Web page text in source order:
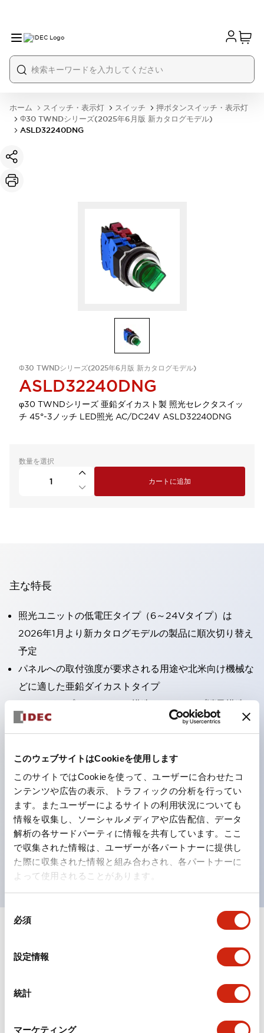
このウェブサイトはCookieを使用します
このサイトではCookieを使って、ユーザーに合わせたコ
ンテンツや広告の表示、トラフィックの分析を行ってい
ます。またユーザーによるサイトの利用状況についても
情報を収集し、ソーシャルメディアや広告配信、データ
解析の各サードパーティに情報を共有しています。ここ
で収集された情報は、ユーザーが各パートナーに提供し
た際に収集された情報と組み合わされ、各パートナーに
よって使用されることがあります。
必須
設定情報
統計
マーケティング
ホーム スイッチ・表示灯 スイッチ
押ボタンスイッチ・表示灯
Φ30 TWNDシリーズ(2025年6月版 新カタログモデル)
ASLD32240DNG
Φ30 TWNDシリーズ(2025年6月版 新カタログモデル)
ASLD32240DNG
φ30 TWNDシリーズ 亜鉛ダイカスト製 照光セレクタスイッ
チ 45°-3ノッチ LED照光 AC/DC24V ASLD32240DNG
数量を選択
カートに追加
主な特長
照光ユニットの低電圧タイプ（6～24Vタイプ）は
2026年1月より新カタログモデルの製品に順次切り替え
予定
パネルへの取付強度が要求される用途や北米向け機械な
どに適した亜鉛ダイカストタイプ
フィンガープロテクション構造、ねじアップ端子構造、
保護構造IP20に対応したHW-U形コンタクトブロック
高電圧タイプのLED球が搭載可能になり、ダイレクト
タイプの定格使用電圧が最大240Vまで対応可能になり
ました。
ひとつで6色の役をこなすLED球（LSRD球）。これま
で色ごとに分かれていたLED球を、1色のLED球で各色
を表現できるようにしました。
UL、CSA、TÜV、CCC認証品。
形状仕様
電気的仕様(照光部定格)
環境仕様